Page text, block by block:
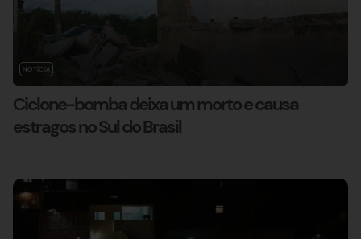
NOTÍCIA
Ciclone-bomba deixa um morto e causa
estragos no Sul do Brasil